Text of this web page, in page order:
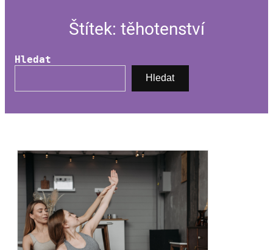
Štítek: těhotenství
Hledat
Hledat